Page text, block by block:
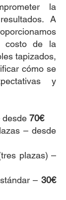
la
A
costo de la
tapizados,
cómo se
y
desde 70€
– desde
plazas) –
– 30€